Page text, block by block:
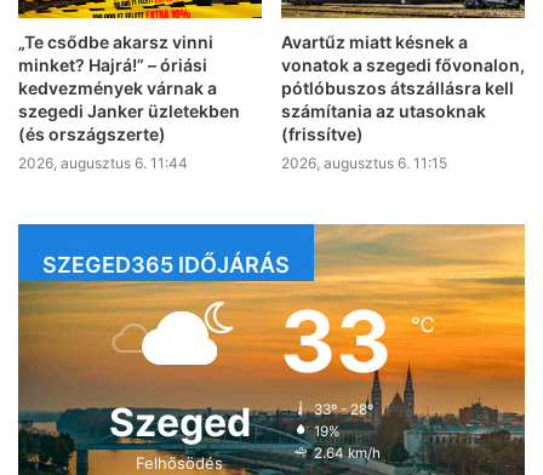
„Te csődbe akarsz vinni
minket? Hajrá!” – óriási
kedvezmények várnak a
szegedi Janker üzletekben
(és országszerte)
2026, augusztus 6. 11:44
Avartűz miatt késnek a
vonatok a szegedi fővonalon,
pótlóbuszos átszállásra kell
számítania az utasoknak
(frissítve)
2026, augusztus 6. 11:15
SZEGED365 IDŐJÁRÁS
Szeged
Felhősödés
33℃
33º - 28º
19%
2.64 km/h